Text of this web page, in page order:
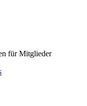
für Mitglieder